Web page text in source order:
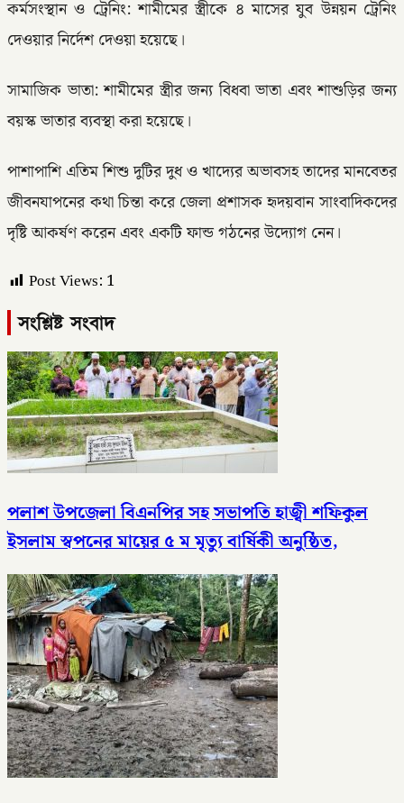
কর্মসংস্থান ও ট্রেনিং: শামীমের স্ত্রীকে ৪ মাসের যুব উন্নয়ন ট্রেনিং
দেওয়ার নির্দেশ দেওয়া হয়েছে।
সামাজিক ভাতা: শামীমের স্ত্রীর জন্য বিধবা ভাতা এবং শাশুড়ির জন্য
বয়স্ক ভাতার ব্যবস্থা করা হয়েছে।
পাশাপাশি এতিম শিশু দুটির দুধ ও খাদ্যের অভাবসহ তাদের মানবেতর
জীবনযাপনের কথা চিন্তা করে জেলা প্রশাসক হৃদয়বান সাংবাদিকদের
দৃষ্টি আকর্ষণ করেন এবং একটি ফান্ড গঠনের উদ্যোগ নেন।
Post Views: 1
সংশ্লিষ্ট সংবাদ
পলাশ উপজেলা বিএনপির সহ সভাপতি হাজ্বী শফিকুল
ইসলাম স্বপনের মায়ের ৫ ম মৃত্যু বার্ষিকী অনুষ্ঠিত,